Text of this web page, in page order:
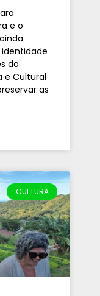
e o
do
e Cultural
as
CULTURA